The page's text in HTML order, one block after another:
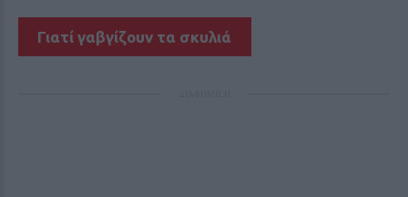
Γιατί γαβγίζουν τα σκυλιά